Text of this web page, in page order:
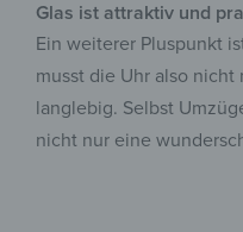
Glas ist attraktiv und
Ein weiterer Pluspunkt
musst die Uhr also
langlebig. Selbst
nicht nur eine